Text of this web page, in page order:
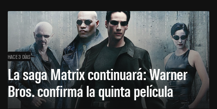
HACE 3 DÍAS
La saga Matrix continuará: Warner
Bros. confirma la quinta película